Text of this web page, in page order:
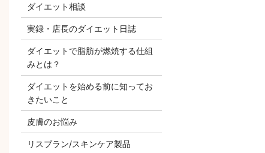
ダイエット相談
実録・店長のダイエット日誌
ダイエットで脂肪が燃焼する仕組
みとは？
ダイエットを始める前に知ってお
きたいこと
皮膚のお悩み
リスブラン/スキンケア製品